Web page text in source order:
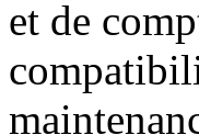
et de